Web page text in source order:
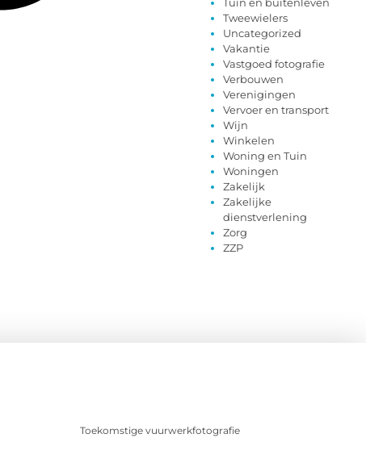
Tweewielers
Uncategorized
Vakantie
Vastgoed fotografie
Verbouwen
Verenigingen
Vervoer en transport
Wijn
Winkelen
Woning en Tuin
Woningen
Zakelijk
Zakelijke
dienstverlening
Zorg
ZZP
Toekomstige vuurwerkfotografie